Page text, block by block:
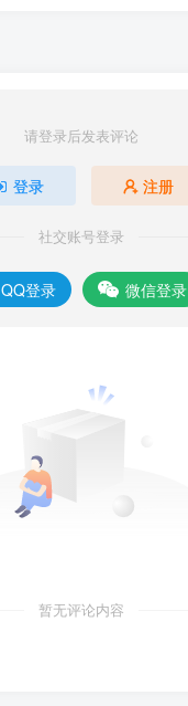
请登录后发表评论
登录 注册
社交账号登录
QQ登录 微信登录
暂无评论内容